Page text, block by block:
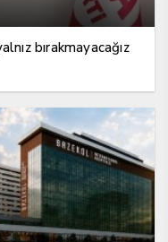
bırakmayacağız